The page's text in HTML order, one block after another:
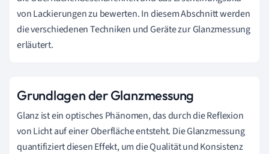
von Lackierungen zu bewerten. In diesem Abschnitt werden
die verschiedenen Techniken und Geräte zur Glanzmessung
erläutert.
Grundlagen der Glanzmessung
Glanz ist ein optisches Phänomen, das durch die Reflexion
von Licht auf einer Oberfläche entsteht. Die Glanzmessung
quantifiziert diesen Effekt, um die Qualität und Konsistenz